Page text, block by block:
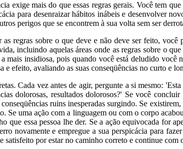
exige mais do que essas regras gerais. Você tem
para desenraizar hábitos inábeis e desenvolver
perigos que se encontrem à sua volta sem ser
regras sobre o que deve e não deve ser feito,
incluindo aquelas áreas onde as regras sobre o
mais insidiosa, pois quando você está deludido você
e efeito, avaliando as suas conseqüências no curto e
Cada vez antes de agir, pergunte a si mesmo:
dolorosas, resultados dolorosos?' Se você
ruins inesperadas surgindo. Se
Se uma ação com a linguagem ou com o corpo
que essa pessoa lhe der. Se a ação equivocada for
novamente e empregue a sua perspicácia para
por estar no caminho correto e continue com